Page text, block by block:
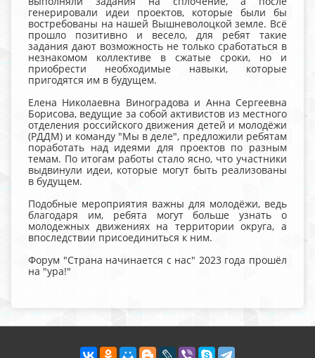
генерировали идеи проектов, которые были бы
востребованы на нашей Вышневолоцкой земле. Всё
прошло позитивно и весело, для ребят такие
задания дают возможность не только сработаться в
незнакомом коллективе в сжатые сроки, но и
приобрести необходимые навыки, которые
пригодятся им в будущем.
Елена Николаевна Виноградова и Анна Сергеевна
Борисова, ведущие за собой активистов из местного
отделения российского движения детей и молодёжи
(РДДМ) и команду "Мы в деле", предложили ребятам
поработать над идеями для проектов по разным
темам. По итогам работы стало ясно, что участники
выдвинули идеи, которые могут быть реализованы
в будущем.
Подобные мероприятия важны для молодёжи, ведь
благодаря им, ребята могут больше узнать о
молодежных движениях на территории округа, а
впоследствии присоединиться к ним.
Форум "Страна начинается с нас" 2023 года прошёл
на "ура!"